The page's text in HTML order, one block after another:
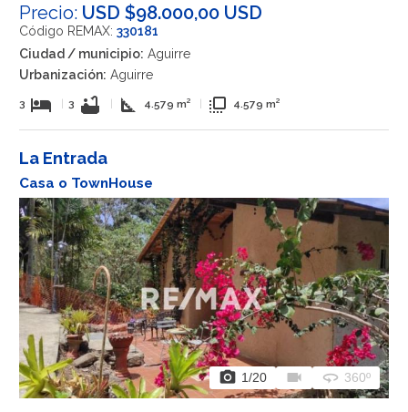
Precio: USD $98.000,00 USD
Código REMAX: 330181
Ciudad / municipio: Aguirre
Urbanización: Aguirre
3 hotel 3 bathtub square_foot 4.579 m² flip_to_front 4.579 m²
La Entrada
Casa o TownHouse
photo_camera 1/20 videocam 360 360º